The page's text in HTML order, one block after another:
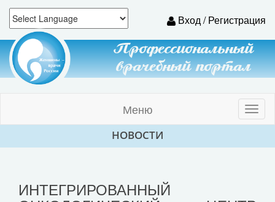
Вход / Регистрация
Профессиональный
врачебный портал
Меню
НОВОСТИ
ИНТЕГРИРОВАННЫЙ